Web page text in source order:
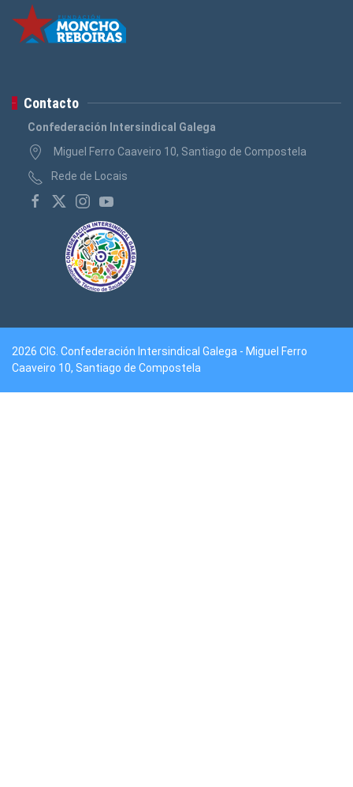
Contacto
Confederación Intersindical Galega
Miguel Ferro Caaveiro 10, Santiago de Compostela
Rede de Locais
2026 CIG. Confederación Intersindical Galega - Miguel Ferro
Caaveiro 10, Santiago de Compostela